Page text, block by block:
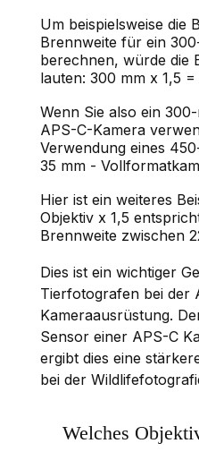
Um beispielsweise die
Brennweite für ein
berechnen, würde die
lauten: 300 mm x 1,5
Wenn Sie also ein
APS-C-Kamera
Verwendung eines
35 mm -
Hier ist ein weiteres
Objektiv x 1,5
Brennweite zwischen
Dies ist ein wichtiger
Tierfotografen bei der
Kameraausrüstung.
Sensor einer APS-C
ergibt dies eine
bei der
Welches